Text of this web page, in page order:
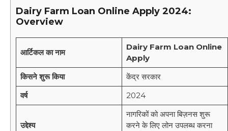
Dairy Farm Loan Online Apply 2024:
Overview
आर्टिकल का नाम
Dairy Farm Loan Online
Apply
किसने शुरू किया
केंद्र सरकार
वर्ष
2024
उद्देश्य
नागरिकों को अपना बिज़नस शुरू
करने के लिए लोन उपलब्ध करना